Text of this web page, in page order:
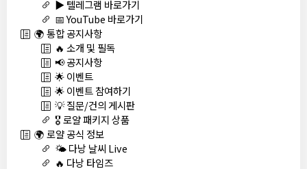
▶️ 텔레그램 바로가기
📅 YouTube 바로가기
🌍 통합 공지사항
🔥 소개 및 필독
📢 공지사항
🌟 이벤트
🌟 이벤트 참여하기
💡 질문/건의 게시판
🎖️ 로얄 패키지 상품
🌍 로얄 공식 정보
🌤️ 다낭 날씨 Live
🔥 다낭 타임즈